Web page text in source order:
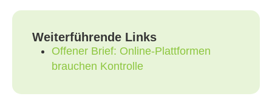
Weiterführende Links
Offener Brief: Online-Plattformen
brauchen Kontrolle